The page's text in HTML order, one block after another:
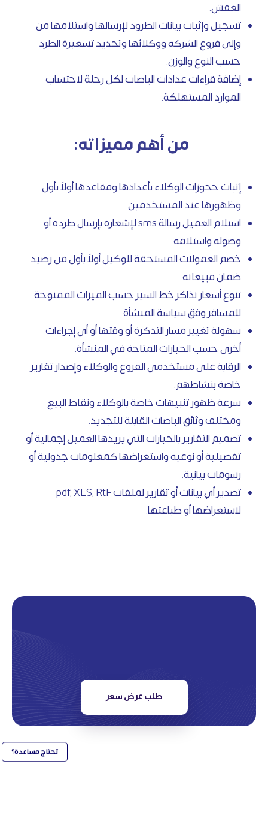
العفش.
تسجيل وإثبات بيانات الطرود لإرسالها واستلامها من
وإلى فروع الشركة ووكلائها وتحديد تسعيرة الطرد
حسب النوع والوزن.
إضافة قراءات عدادات الباصات لكل رحلة لاحتساب
الموارد المستهلكة.
من أهم مميزاته:
إثبات حجوزات الوكلاء بأعدادها ومقاعدها أولاً بأول
وظهورها عند المستخدمين.
استلام العميل رسالة sms لإشعاره بإرسال طرده أو
وصوله واستلامه.
خصم العمولات المستحقة للوكيل أولاً بأول من رصيد
ضمان مبيعاته.
تنوع أسعار تذاكر خط السير حسب الميزات الممنوحة
للمسافر وفق سياسة المنشأة.
سهولة تغيير مسار التذكرة أو وقتها أو أي إجراءات
أخرى حسب الخيارات المتاحة في المنشأة.
الرقابة على مستخدمي الفروع والوكلاء وإصدار تقارير
خاصة بنشاطهم.
سرعة ظهور تنبيهات خاصة بالوكلاء ونقاط البيع
ومختلف وثائق الباصات القابلة للتجديد.
تصميم التقارير بالخيارات التي يريدها العميل إجمالية أو
تفصيلية أو نوعيه واستعراضها كمعلومات جدولية أو
رسومات بيانية.
تصدير أي بيانات أو تقارير لملفات pdf, XLS, RtF
لاستعراضها أو طباعتها.
طلب عرض سعر
تحتاج مساعدة؟